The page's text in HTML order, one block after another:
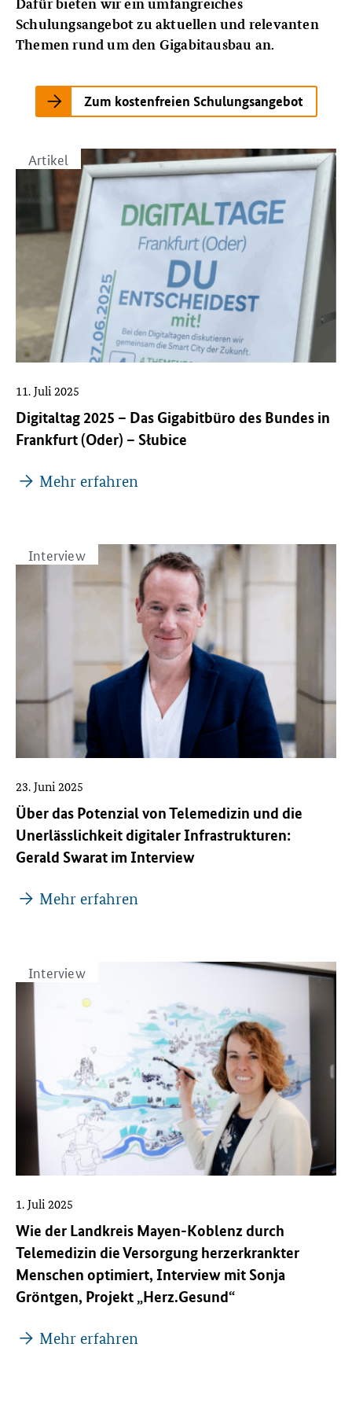
Schulungsangebot zu aktuellen und relevanten
Themen rund um den Gigabitausbau an.
Zum kostenfreien Schulungsangebot
Artikel
Digitaltag 2025 – Das Gigabitbüro des Bundes in
Frankfurt (Oder) – Słubice
11. Juli 2025
Mehr erfahren
Interview
Über das Potenzial von Telemedizin und die
Unerlässlichkeit digitaler Infrastrukturen:
Gerald Swarat im Interview
23. Juni 2025
Mehr erfahren
Interview
Wie der Landkreis Mayen-Koblenz durch
Telemedizin die Versorgung herzerkrankter
Menschen optimiert, Interview mit Sonja
Gröntgen, Projekt „Herz.Gesund“
1. Juli 2025
Mehr erfahren